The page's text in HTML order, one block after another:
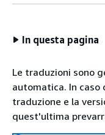
In questa pagina
Le traduzioni sono
automatica. In
traduzione e la
quest'ultima